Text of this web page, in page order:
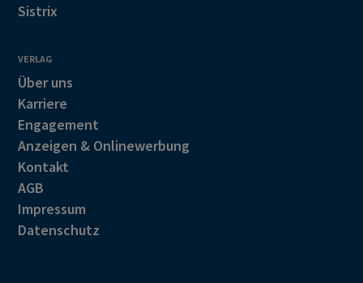
Sistrix
VERLAG
Über uns
Karriere
Engagement
Anzeigen & Onlinewerbung
Kontakt
AGB
Impressum
Datenschutz